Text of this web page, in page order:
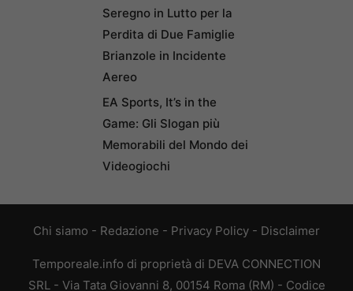
Seregno in Lutto per la
Perdita di Due Famiglie
Brianzole in Incidente
Aereo
EA Sports, It’s in the
Game: Gli Slogan più
Memorabili del Mondo dei
Videogiochi
Chi siamo - Redazione - Privacy Policy - Disclaimer
Temporeale.info di proprietà di DEVA CONNECTION
SRL - Via Tata Giovanni 8, 00154 Roma (RM) - Codice